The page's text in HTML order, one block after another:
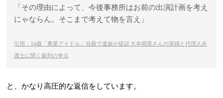
「その理由によって、今後事務所はお前の出演計画を考え
にゃならん。そこまで考えて物を言え」
引用：16歳「農業アイドル」自殺で遺族が提訴 大本萌景さんの実姉と代理人弁
護士に聞く裁判の争点
と、かなり高圧的な返信をしています。